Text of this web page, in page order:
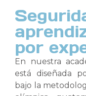
por
En nuestra
está diseñada
bajo la